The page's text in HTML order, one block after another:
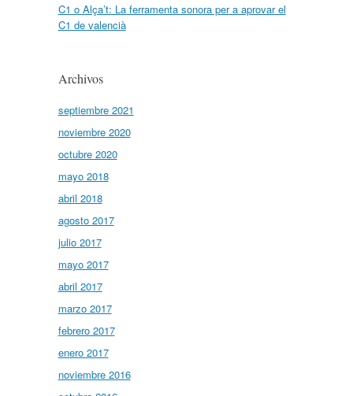
C1 o Alça’t: La ferramenta sonora per a aprovar el
C1 de valencià
Archivos
septiembre 2021
noviembre 2020
octubre 2020
mayo 2018
abril 2018
agosto 2017
julio 2017
mayo 2017
abril 2017
marzo 2017
febrero 2017
enero 2017
noviembre 2016